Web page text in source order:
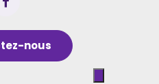
nous